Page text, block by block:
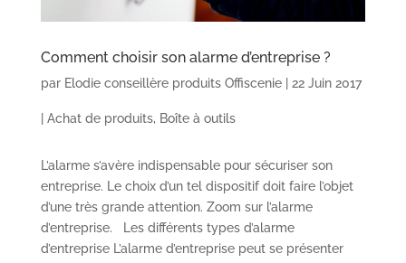
Comment choisir son alarme d’entreprise ?
par Elodie conseillère produits Offiscenie| 22 Juin 2017
Achat de produits, Boîte à outils
L’alarme s’avère indispensable pour sécuriser son
entreprise. Le choix d’un tel dispositif doit faire l’objet
d’une très grande attention. Zoom sur l’alarme
d’entreprise. Les différents types d’alarme
d’entreprise L’alarme d’entreprise peut se présenter